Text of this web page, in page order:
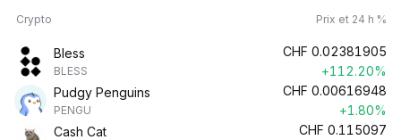
Crypto Prix et 24 h %
Bless
BLESS
CHF 0.02381905
+112.20%
Pudgy Penguins
PENGU
CHF 0.00616948
+1.80%
Cash Cat
CHF 0.115097